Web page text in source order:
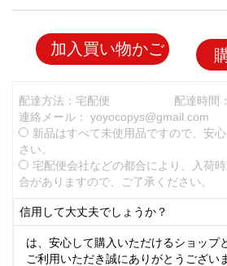
加入買い物かご
配達方法：宅配便
配達時間
連絡メール： yoyocopys@gmail.com
新品はすべて未使用品ですので、安
さい。
宅配便会社などの都合により、入荷
合がありますので、ご了承ください。
信用して大丈夫でしょうか？
は、安心して購入いただけるショップ
ご利用いただき誠にありがとうござい